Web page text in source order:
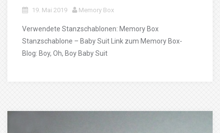
19. Mai 2019 Memory Box
Verwendete Stanzschablonen: Memory Box
Stanzschablone – Baby Suit Link zum Memory Box-
Blog: Boy, Oh, Boy Baby Suit